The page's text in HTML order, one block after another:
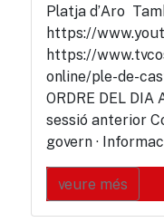
Platja d’Aro
https://
https://
online/ple-de-
ORDRE DEL DIA
sessió anterior
govern ·
veure més